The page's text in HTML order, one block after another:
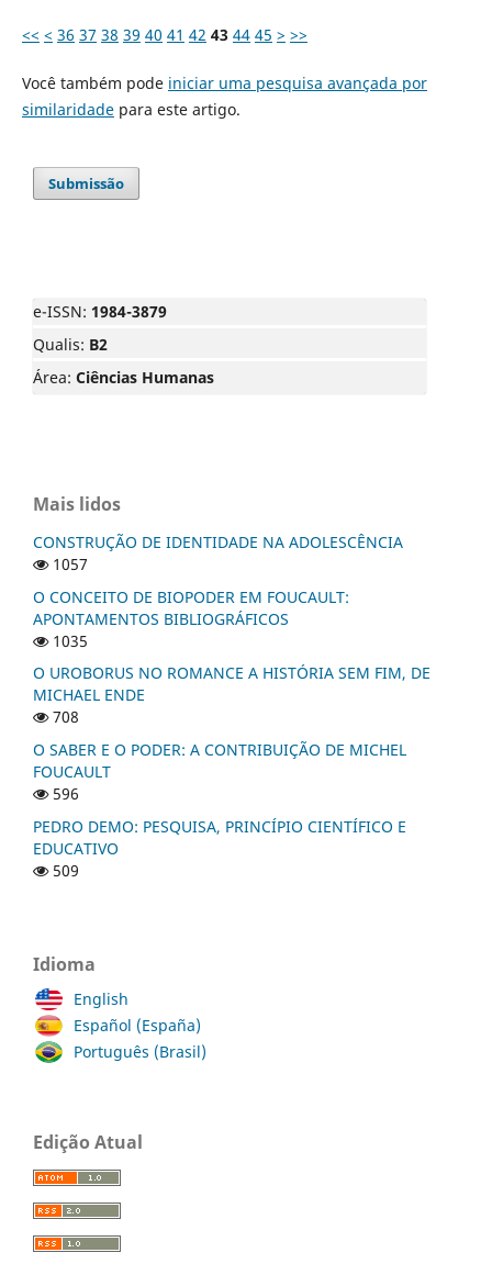
<< < 36 37 38 39 40 41 42 43 44 45 > >>
Você também pode iniciar uma pesquisa avançada por
similaridadepara este artigo.
Submissão
e-ISSN: 1984-3879
Qualis: B2
Área: Ciências Humanas
Mais lidos
CONSTRUÇÃO DE IDENTIDADE NA ADOLESCÊNCIA
1057
O CONCEITO DE BIOPODER EM FOUCAULT:
APONTAMENTOS BIBLIOGRÁFICOS
1035
O UROBORUS NO ROMANCE A HISTÓRIA SEM FIM, DE
MICHAEL ENDE
708
O SABER E O PODER: A CONTRIBUIÇÃO DE MICHEL
FOUCAULT
596
PEDRO DEMO: PESQUISA, PRINCÍPIO CIENTÍFICO E
EDUCATIVO
509
Idioma
English
Español (España)
Português (Brasil)
Edição Atual